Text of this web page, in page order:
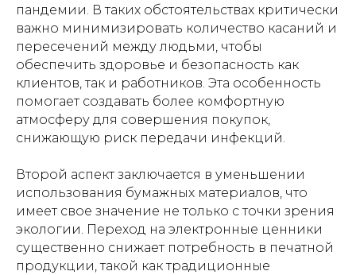
пандемии. В таких обстоятельствах критически
важно минимизировать количество касаний и
пересечений между людьми, чтобы
обеспечить здоровье и безопасность как
клиентов, так и работников. Эта особенность
помогает создавать более комфортную
атмосферу для совершения покупок,
снижающую риск передачи инфекций.
Второй аспект заключается в уменьшении
использования бумажных материалов, что
имеет свое значение не только с точки зрения
экологии. Переход на электронные ценники
существенно снижает потребность в печатной
продукции, такой как традиционные